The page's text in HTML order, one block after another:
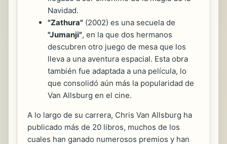
Navidad.
"Zathura" (2002) es una secuela de
"Jumanji", en la que dos hermanos
descubren otro juego de mesa que los
lleva a una aventura espacial. Esta obra
también fue adaptada a una película, lo
que consolidó aún más la popularidad de
Van Allsburg en el cine.
A lo largo de su carrera, Chris Van Allsburg ha
publicado más de 20 libros, muchos de los
cuales han ganado numerosos premios y han